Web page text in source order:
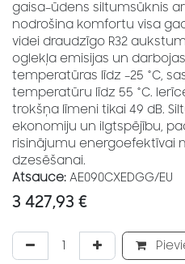
gaisa–ūdens siltumsūknis
nodrošina komfortu visa
videi draudzīgo R32
oglekļa emisijas un
temperatūras līdz –25 °C,
temperatūru līdz 55 °C.
trokšņa līmeni tikai 49 dB.
ekonomiju un ilgtspējību,
risinājumu energoefektīvai
dzesēšanai.
Atsauce: AE090CXEDGG/EU
3 427,93 €